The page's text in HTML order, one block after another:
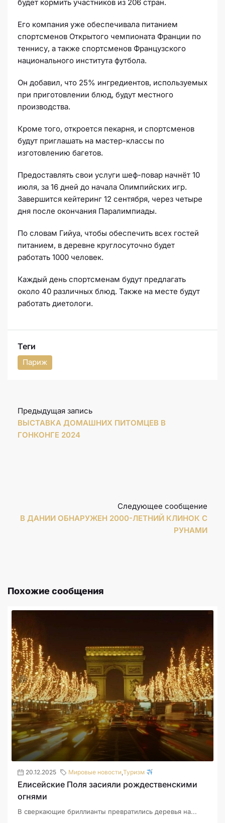
будет кормить участников из 206 стран.
Его компания уже обеспечивала питанием
спортсменов Открытого чемпионата Франции по
теннису, а также спортсменов Французского
национального института футбола.
Он добавил, что 25% ингредиентов, используемых
при приготовлении блюд, будут местного
производства.
Кроме того, откроется пекарня, и спортсменов
будут приглашать на мастер-классы по
изготовлению багетов.
Предоставлять свои услуги шеф-повар начнёт 10
июля, за 16 дней до начала Олимпийских игр.
Завершится кейтеринг 12 сентября, через четыре
дня после окончания Паралимпиады.
По словам Гийуа, чтобы обеспечить всех гостей
питанием, в деревне круглосуточно будет
работать 1000 человек.
Каждый день спортсменам будут предлагать
около 40 различных блюд. Также на месте будут
работать диетологи.
Теги
Париж
Предыдущая запись
ВЫСТАВКА ДОМАШНИХ ПИТОМЦЕВ В
ГОНКОНГЕ 2024
Следующее сообщение
В ДАНИИ ОБНАРУЖЕН 2000-ЛЕТНИЙ КЛИНОК С
РУНАМИ
Похожие сообщения
20.12.2025 Мировые новости,Туризм
Елисейские Поля засияли рождественскими
огнями
В сверкающие бриллианты превратились деревья на...